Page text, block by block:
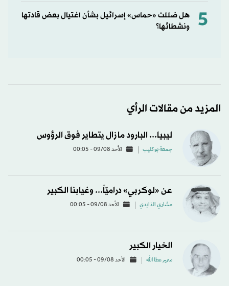
5
هل ضللت «حماس» إسرائيل بشأن اغتيال بعض قادتها
ونشطائها؟
المزيد من مقالات الرأي
ليبيا... البارود ما زال يتطاير فوق الرؤوس
جمعة بوكليب الأحد 09/08 - 00:05
عن «لوكربي» دراميّاً... وغيابنا الكبير
مشاري الذايدي الأحد 09/08 - 00:05
الخيار الكبير
سمير عطا الله الأحد 09/08 - 00:05